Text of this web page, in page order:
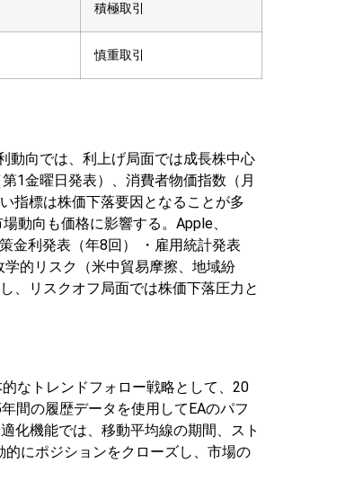
積極取引
慎重取引
動向では、利上げ局面では成長株中心
1金曜日発表）、消費者物価指数（月
指標は株価下落要因となることが多
動向も価格に影響する。Apple、
金利発表（年8回）
・雇用統計発表
学的リスク（米中貿易摩擦、地域紛
、リスクオフ局面では株価下落圧力と
なトレンドフォロー戦略として、20
間の履歴データを使用してEAのパフ
化機能では、移動平均線の期間、スト
にポジションをクローズし、市場の